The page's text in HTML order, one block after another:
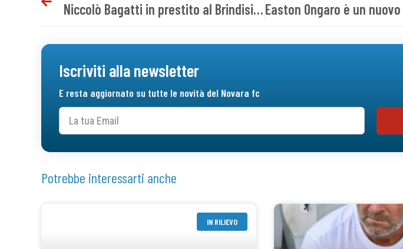
Niccolò Bagatti in prestito al Brindisi FC
Iscriviti alla newsletter
E resta aggiornato su tutte le novità del Novara fc
Potrebbe interessarti anche
IN RILIEVO